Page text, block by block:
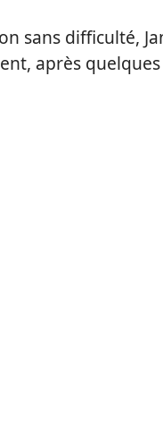
sans difficulté,
après